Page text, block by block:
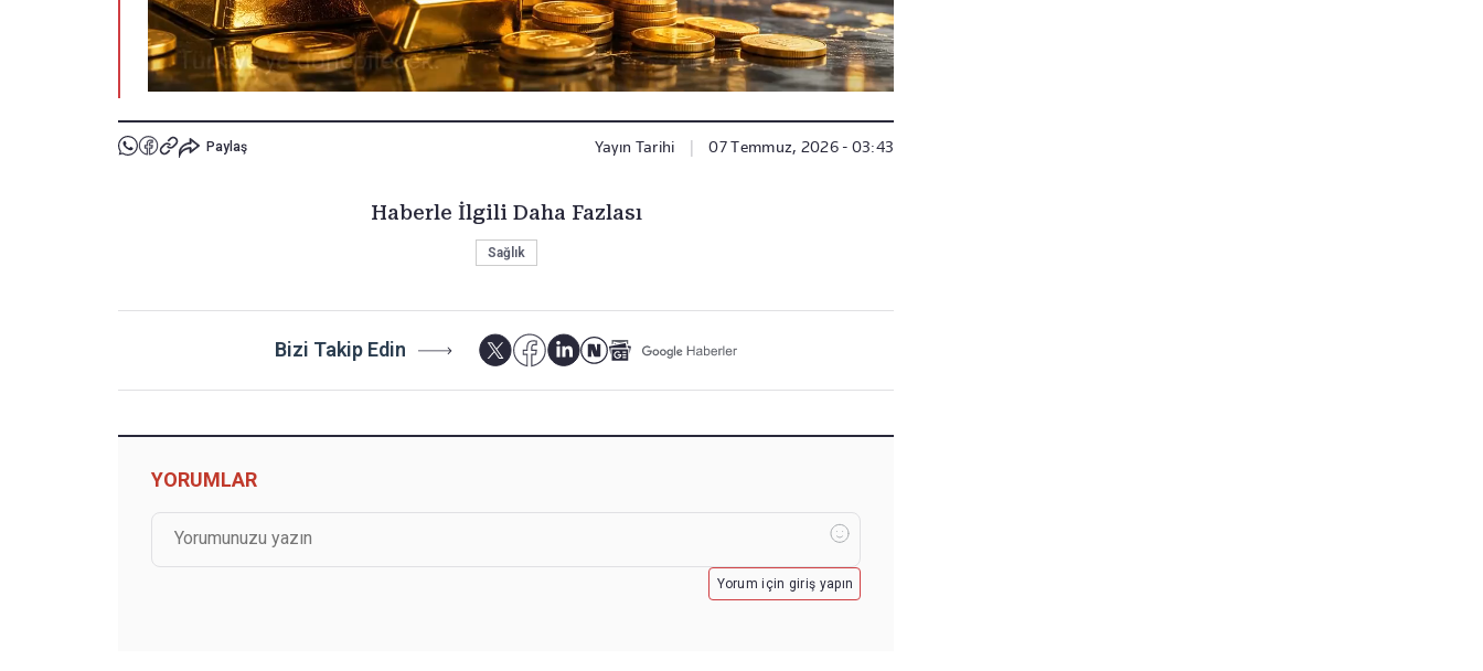
Paylaş Yayın Tarihi 07 Temmuz, 2026 - 03:43
Haberle İlgili Daha Fazlası
Sağlık
Bizi Takip Edin
YORUMLAR
Yorum için giriş yapın